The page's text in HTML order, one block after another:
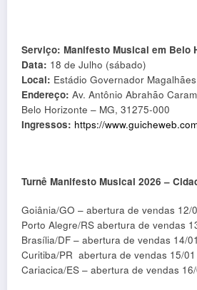
Serviço: Manifesto Musical em Belo
Data: 18 de Julho (sábado)
Local: Estádio Governador
Endereço: Av. Antônio Abrahão
Belo Horizonte – MG, 31275-000
Ingressos: https://
Turnê Manifesto Musical 2026 –
Goiânia/GO – abertura de vendas 12/
Porto Alegre/RS abertura de vendas
⁠Brasília/DF – abertura de vendas 14/
Curitiba/PR abertura de vendas 15/
Cariacica/ES – abertura de vendas